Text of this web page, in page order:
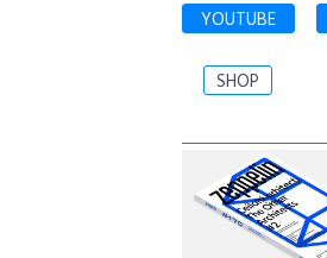
YOUTUBE
SHOP